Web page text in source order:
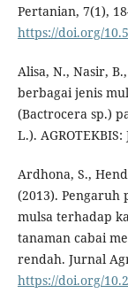
Pertanian, 7(1),
https://doi.org/
Alisa, N., Nasir,
berbagai jenis
(Bactrocera sp.)
L.).
Ardhona, S.,
(2013). Pengaruh
mulsa terhadap
tanaman cabai
rendah. Jurnal
https://doi.org/